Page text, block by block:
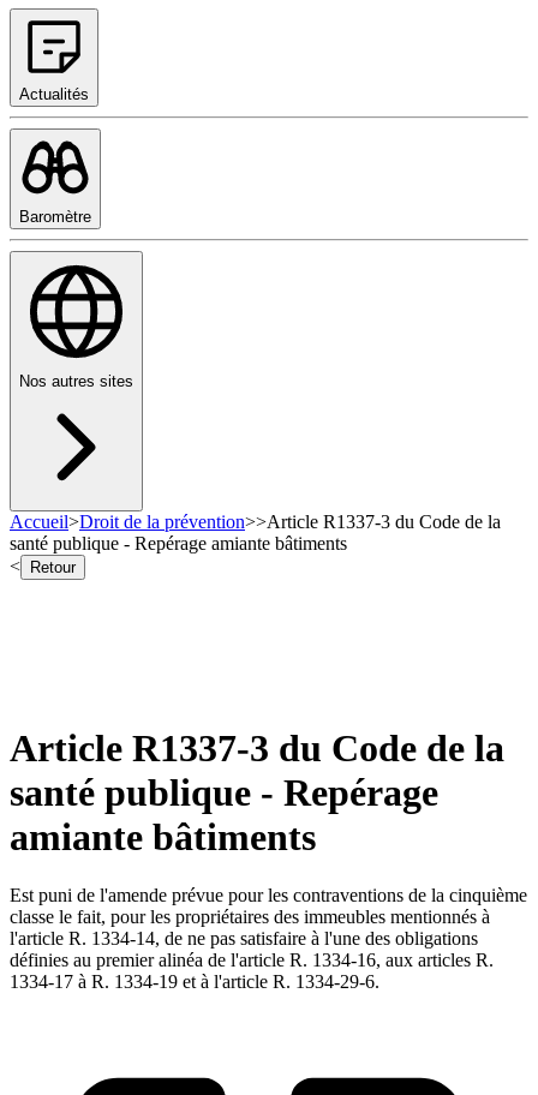
Actualités
Baromètre
Nos autres sites
Accueil>Droit de la prévention>>Article R1337-3 du Code de la
santé publique - Repérage amiante bâtiments
<
Retour
Article R1337-3 du Code de la
santé publique - Repérage
amiante bâtiments
Est puni de l'amende prévue pour les contraventions de la cinquième
classe le fait, pour les propriétaires des immeubles mentionnés à
l'article R. 1334-14, de ne pas satisfaire à l'une des obligations
définies au premier alinéa de l'article R. 1334-16, aux articles R.
1334-17 à R. 1334-19 et à l'article R. 1334-29-6.